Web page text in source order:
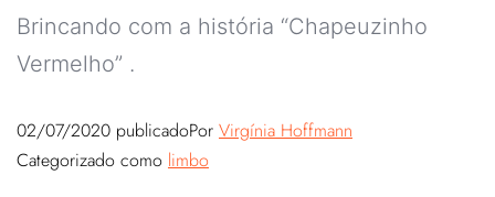
Brincando com a história “Chapeuzinho
Vermelho” .
02/07/2020 publicadoPor Virgínia Hoffmann
Categorizado como limbo